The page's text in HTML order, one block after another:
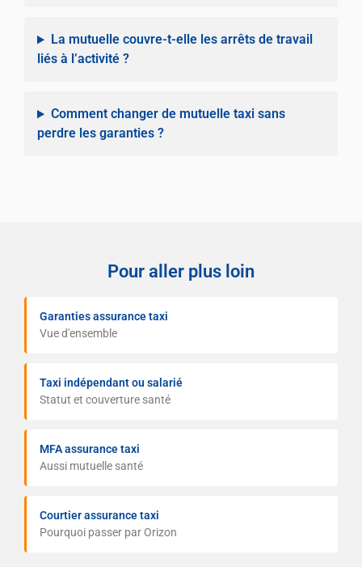
La mutuelle couvre-t-elle les arrêts de travail
liés à l’activité ?
Comment changer de mutuelle taxi sans
perdre les garanties ?
Pour aller plus loin
Garanties assurance taxi
Vue d'ensemble
Taxi indépendant ou salarié
Statut et couverture santé
MFA assurance taxi
Aussi mutuelle santé
Courtier assurance taxi
Pourquoi passer par Orizon